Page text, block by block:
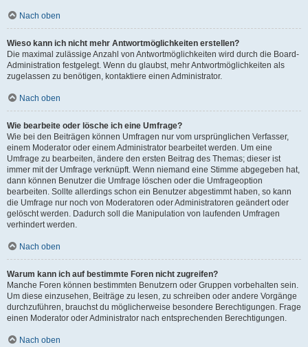
Nach oben
Wieso kann ich nicht mehr Antwortmöglichkeiten erstellen?
Die maximal zulässige Anzahl von Antwortmöglichkeiten wird durch die Board-
Administration festgelegt. Wenn du glaubst, mehr Antwortmöglichkeiten als
zugelassen zu benötigen, kontaktiere einen Administrator.
Nach oben
Wie bearbeite oder lösche ich eine Umfrage?
Wie bei den Beiträgen können Umfragen nur vom ursprünglichen Verfasser,
einem Moderator oder einem Administrator bearbeitet werden. Um eine
Umfrage zu bearbeiten, ändere den ersten Beitrag des Themas; dieser ist
immer mit der Umfrage verknüpft. Wenn niemand eine Stimme abgegeben hat,
dann können Benutzer die Umfrage löschen oder die Umfrageoption
bearbeiten. Sollte allerdings schon ein Benutzer abgestimmt haben, so kann
die Umfrage nur noch von Moderatoren oder Administratoren geändert oder
gelöscht werden. Dadurch soll die Manipulation von laufenden Umfragen
verhindert werden.
Nach oben
Warum kann ich auf bestimmte Foren nicht zugreifen?
Manche Foren können bestimmten Benutzern oder Gruppen vorbehalten sein.
Um diese einzusehen, Beiträge zu lesen, zu schreiben oder andere Vorgänge
durchzuführen, brauchst du möglicherweise besondere Berechtigungen. Frage
einen Moderator oder Administrator nach entsprechenden Berechtigungen.
Nach oben